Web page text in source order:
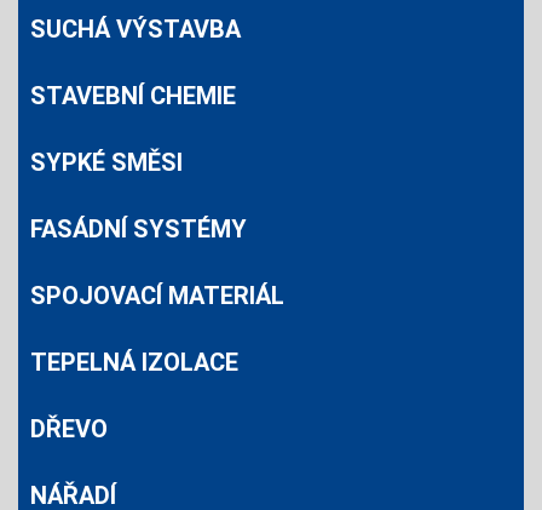
SUCHÁ VÝSTAVBA
STAVEBNÍ CHEMIE
SYPKÉ SMĚSI
FASÁDNÍ SYSTÉMY
SPOJOVACÍ MATERIÁL
TEPELNÁ IZOLACE
DŘEVO
NÁŘADÍ